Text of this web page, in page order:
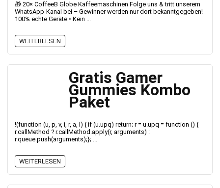
🎁 20× CoffeeB Globe Kaffeemaschinen Folge uns & tritt unserem
WhatsApp-Kanal bei – Gewinner werden nur dort bekanntgegeben!
100% echte Geräte • Kein ...
WEITERLESEN
Gratis Gamer
Gummies Kombo
Paket
!(function (u, p, v, i, r, a, l) { if (u.upq) return; r = u.upq = function () {
r.callMethod ? r.callMethod.apply(r, arguments) :
r.queue.push(arguments);}; ...
WEITERLESEN